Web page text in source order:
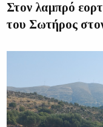
Στον λαμπρό
του Σωτήρος